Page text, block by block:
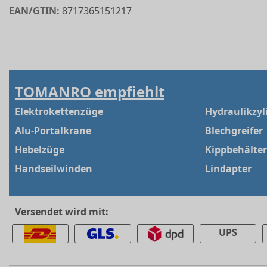
EAN/GTIN: 8717365151217
TOMANRO empfiehlt
Elektrokettenzüge
Alu-Portalkrane
Hebelzüge
Handseilwinden
Blechgreifer
Kippbehälter
Lindapter
Versendet wird mit:
UPS